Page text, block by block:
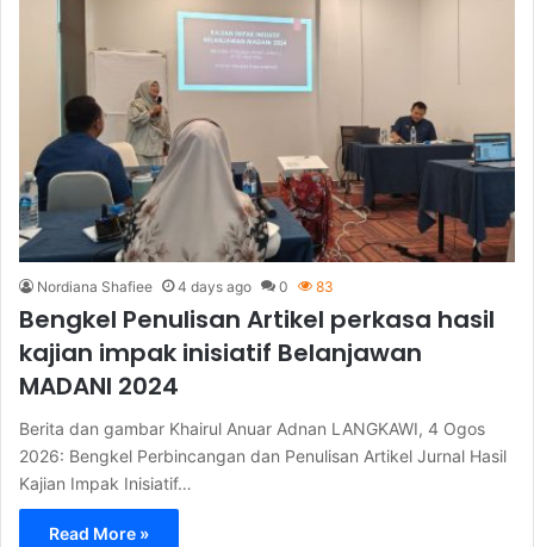
Nordiana Shafiee 4 days ago 0 83
Bengkel Penulisan Artikel perkasa hasil
kajian impak inisiatif Belanjawan
MADANI 2024
Berita dan gambar Khairul Anuar Adnan LANGKAWI, 4 Ogos
2026: Bengkel Perbincangan dan Penulisan Artikel Jurnal Hasil
Kajian Impak Inisiatif…
Read More »